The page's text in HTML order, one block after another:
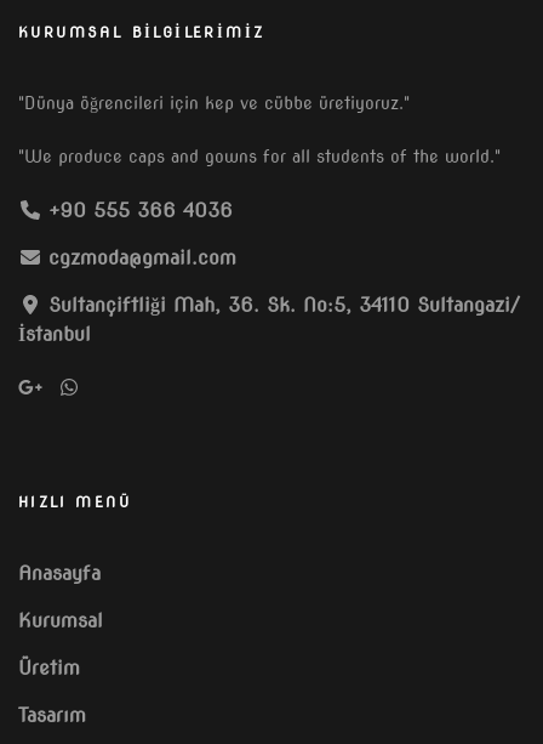
KURUMSAL BILGILERIMIZ
"Dünya öğrencileri için kep ve cübbe üretiyoruz."
"We produce caps and gowns for all students of the world."
+90 555 366 4036
cgzmoda@gmail.com
Sultançiftliği Mah, 36. Sk. No:5, 34110 Sultangazi/
İstanbul
HIZLI MENÜ
Anasayfa
Kurumsal
Üretim
Tasarım